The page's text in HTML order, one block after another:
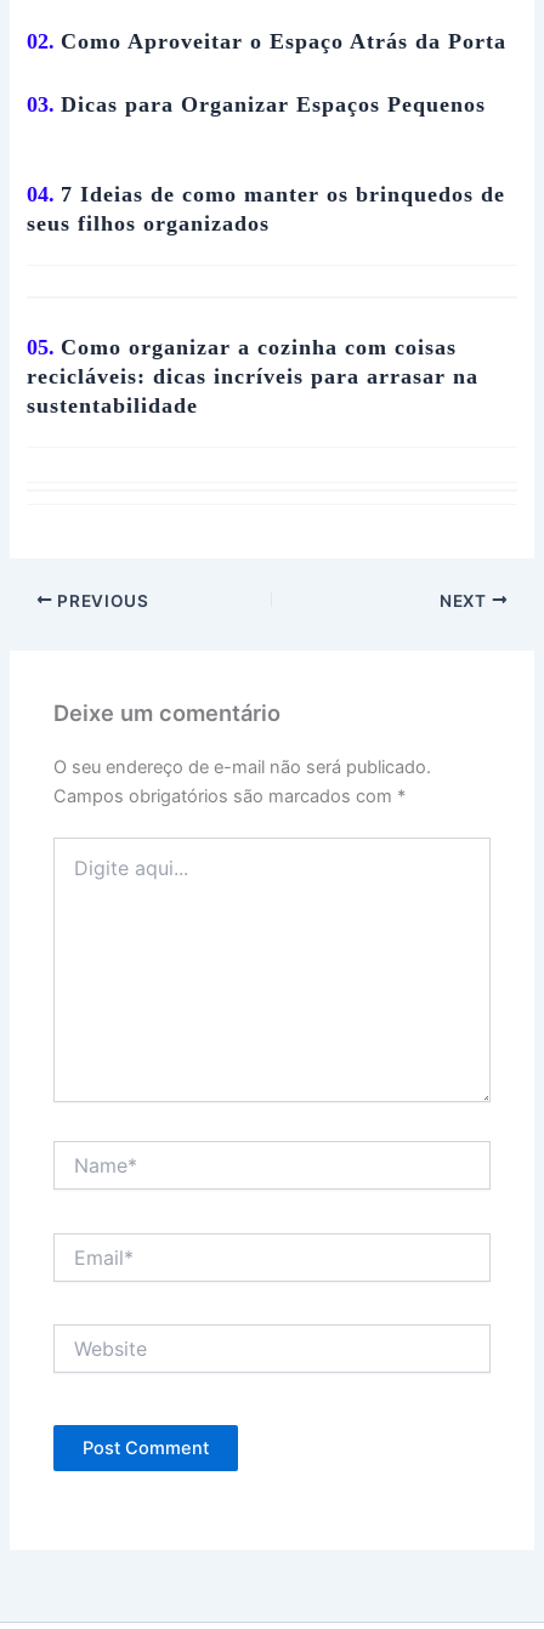
02. Como Aproveitar o Espaço Atrás da Porta
03.Dicas para Organizar Espaços Pequenos
04. 7 Ideias de como manter os brinquedos de
seus filhos organizados
05. Como organizar a cozinha com coisas
recicláveis: dicas incríveis para arrasar na
sustentabilidade
PREVIOUS NEXT
Deixe um comentário
O seu endereço de e-mail não será publicado.
Campos obrigatórios são marcados com *
aqui...